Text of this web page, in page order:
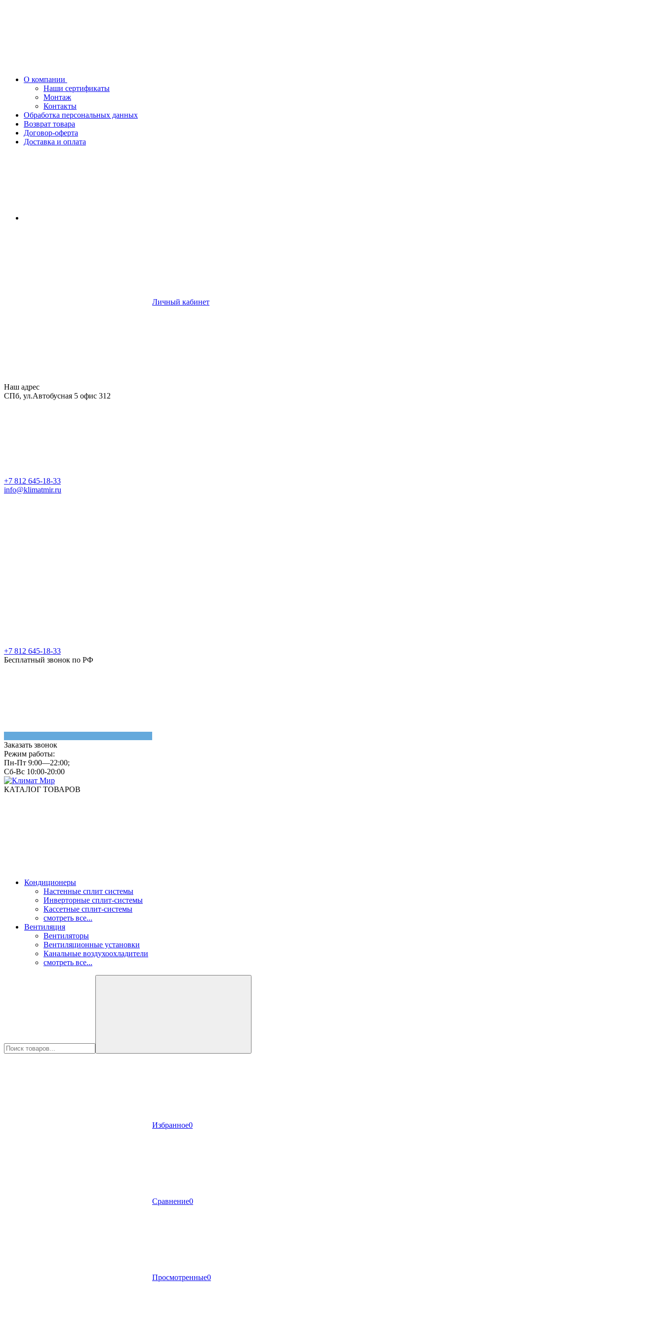
О компании
Наши сертификаты
Монтаж
Контакты
Обработка персональных данных
Возврат товара
Договор-оферта
Доставка и оплата
Личный кабинет
Наш адрес
СПб, ул.Автобусная 5 офис 312
+7 812 645-18-33
info@klimatmir.ru
+7 812 645-18-33
Бесплатный звонок по РФ
Заказать звонок
Режим работы:
Пн-Пт 9:00—22:00;
Сб-Вс 10:00-20:00
КАТАЛОГ ТОВАРОВ
Кондиционеры
Настенные сплит системы
Инверторные сплит-системы
Кассетные сплит-системы
смотреть все...
Вентиляция
Вентиляторы
Вентиляционные установки
Канальные воздухоохладители
смотреть все...
Избранное0
Сравнение0
Просмотренные0